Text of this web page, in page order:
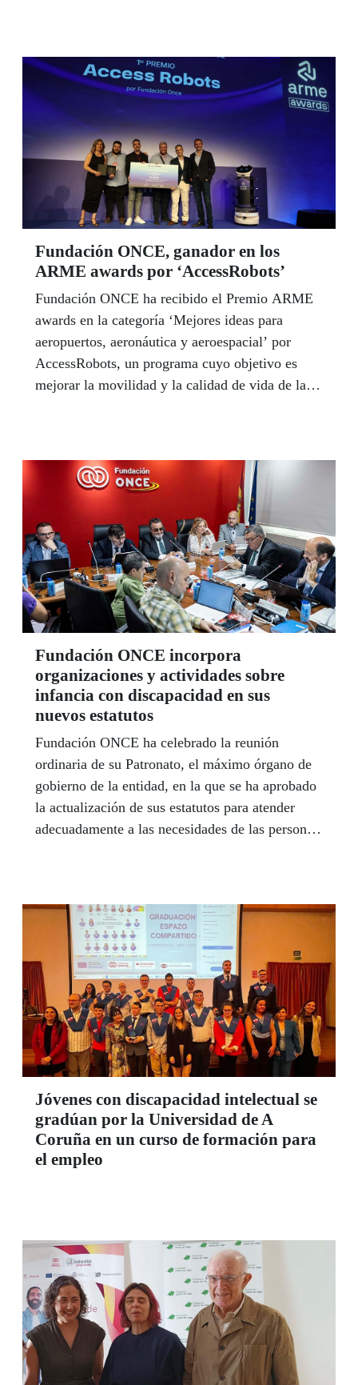
Fundación ONCE, ganador en los
ARME awards por ‘AccessRobots’
Fundación ONCE ha recibido el Premio ARME
awards en la categoría ‘Mejores ideas para
aeropuertos, aeronáutica y aeroespacial’ por
AccessRobots, un programa cuyo objetivo es
mejorar la movilidad y la calidad de vida de las
Fundación ONCE incorpora
organizaciones y actividades sobre
infancia con discapacidad en sus
nuevos estatutos
Fundación ONCE ha celebrado la reunión
ordinaria de su Patronato, el máximo órgano de
gobierno de la entidad, en la que se ha aprobado
la actualización de sus estatutos para atender
adecuadamente a las necesidades de las personas
Jóvenes con discapacidad intelectual se
gradúan por la Universidad de A
Coruña en un curso de formación para
el empleo